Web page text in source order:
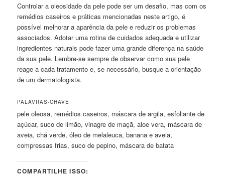
Controlar a oleosidade da pele pode ser um desafio, mas com os
remédios caseiros e práticas mencionadas neste artigo, é
possível melhorar a aparência da pele e reduzir os problemas
associados. Adotar uma rotina de cuidados adequada e utilizar
ingredientes naturais pode fazer uma grande diferença na saúde
da sua pele. Lembre-se sempre de observar como sua pele
reage a cada tratamento e, se necessário, busque a orientação
de um dermatologista.
PALAVRAS-CHAVE
pele oleosa, remédios caseiros, máscara de argila, esfoliante de
açúcar, suco de limão, vinagre de maçã, aloe vera, máscara de
aveia, chá verde, óleo de melaleuca, banana e aveia,
compressas frias, suco de pepino, máscara de batata
COMPARTILHE ISSO: